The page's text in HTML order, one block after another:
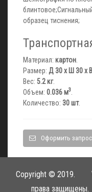
образец тиснения;
Материал: картон
Размер: Д 30 x Ш 30 x
Вес: 5.2 кг.
Объем: 0.036 м3
Количество: 30 шт.
Оформить запрос
Copyright © 2019.
права